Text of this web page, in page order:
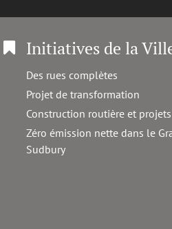
Initiatives de la
Des rues complètes
Projet de transformation
Construction routière et projets
Zéro émission nette dans le
Sudbury